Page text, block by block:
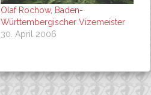
Olaf Rochow, Baden-
Württembergischer Vizemeister
30. April 2006